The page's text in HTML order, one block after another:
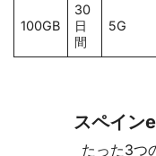
100GB
30
日
間
5G
スペイン
たった3つ